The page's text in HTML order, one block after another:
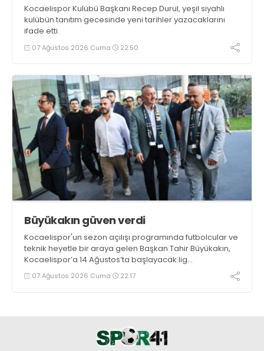
Kocaelispor Kulübü Başkanı Recep Durul, yeşil siyahlı
kulübün tanıtım gecesinde yeni tarihler yazacaklarını
ifade etti.
07 Ağustos 2026 Cuma 22:50
Büyükakın güven verdi
Kocaelispor'un sezon açılışı programında futbolcular ve
teknik heyetle bir araya gelen Başkan Tahir Büyükakın,
Kocaelispor’a 14 Ağustos’ta başlayacak lig
maratonunda başarılar diledi ve “Yanınızdayım” dedi.
07 Ağustos 2026 Cuma 22:17